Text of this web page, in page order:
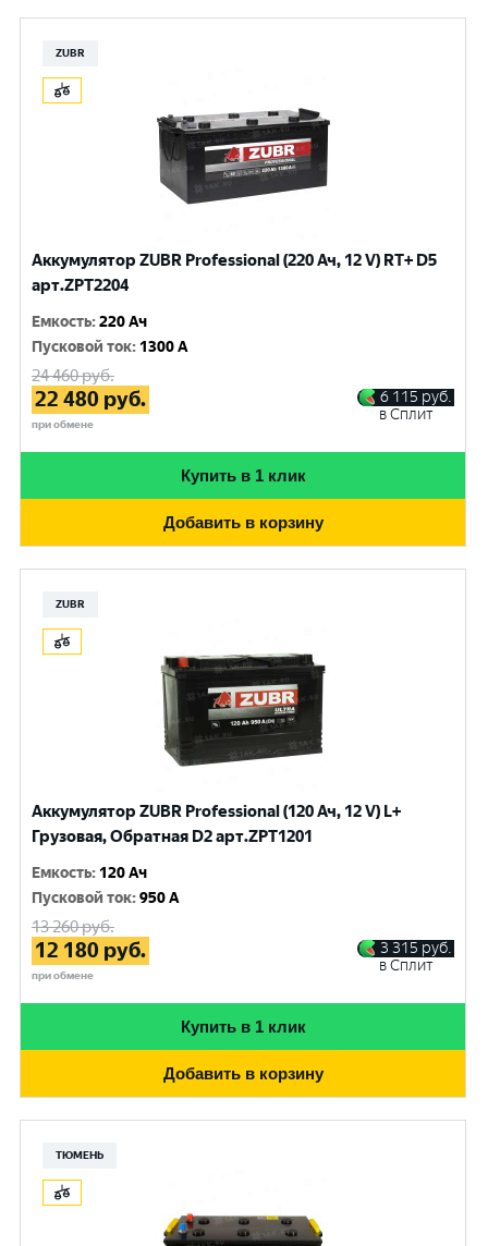
ZUBR
Аккумулятор ZUBR Professional (220 Ач, 12 V) RT+ D5
арт.ZPT2204
Емкость:220 Ач
Пусковой ток: 1300 A
24 460руб.
22 480 руб.
при обмене
6 115 руб.
в Сплит
Купить в 1 клик
Добавить в корзину
ZUBR
Аккумулятор ZUBR Professional (120 Ач, 12 V) L+
Грузовая, Обратная D2 арт.ZPT1201
Емкость: 120 Ач
Пусковой ток:950 A
13 260руб.
12 180 руб.
при обмене
3 315 руб.
в Сплит
Купить в 1 клик
Добавить в корзину
ТЮМЕНЬ